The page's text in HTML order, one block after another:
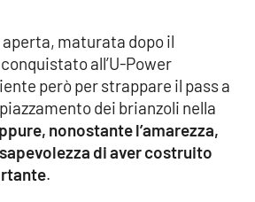
maturata dopo il
all’U-Power
però per strappare il pass a
dei brianzoli nella
nonostante l’amarezza,
di aver costruito
.